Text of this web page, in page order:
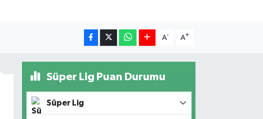
A- A+
Süper Lig Puan Durumu
Süper Lig